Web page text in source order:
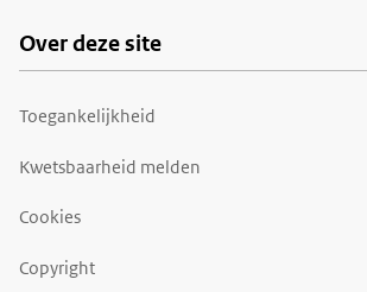
Over deze site
Toegankelijkheid
Kwetsbaarheid melden
Cookies
Copyright